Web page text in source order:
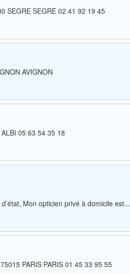
SEGRE SEGRE 02 41 92 19 45
AVIGNON
05 63 54 35 18
Mon opticien privé à domicile est...
PARIS PARIS 01 45 33 95 55